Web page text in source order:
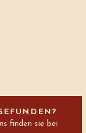
finden sie bei